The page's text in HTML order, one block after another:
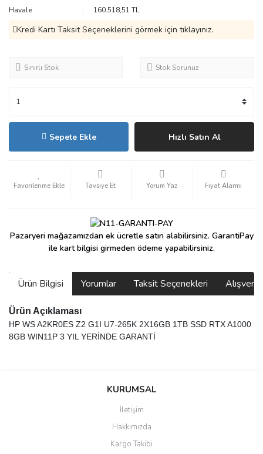
Havale
160.518,51 TL
Kredi Kartı Taksit Seçeneklerini görmek için tıklayınız.
Sınırlı Stok Stok Sorunuz
Sepete Ekle Hızlı Satın Al
Tavsiye Et Yorum Yaz Fiyat Alarmı
Pazaryeri mağazamızdan ek ücretle satın alabilirsiniz. GarantiPay
ile kart bilgisi girmeden ödeme yapabilirsiniz.
Ürün Bilgisi Yorumlar Taksit Seçenekleri
Ürün Açıklaması
HP WS A2KR0ES Z2 G1I U7-265K 2X16GB 1TB SSD RTX A1000
8GB WIN11P 3 YIL YERİNDE GARANTİ
Bu ürüne ilk yorumu siz yapın!
güzel paketlenmiş ama yanında
ile 24 izlenmektedir diye küçük
KURUMSAL
İletişim
Hakkımızda
Kargo Takibi